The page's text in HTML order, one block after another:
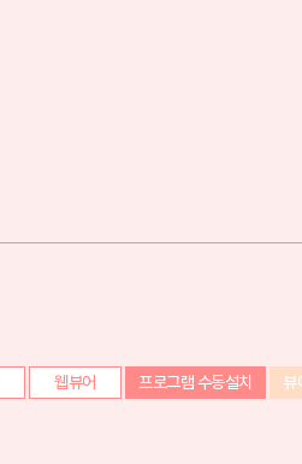
웹뷰어 프로그램 수동설치 뷰